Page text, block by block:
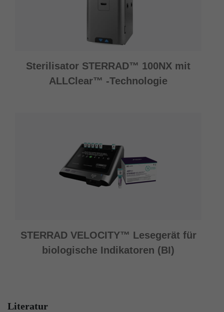
Sterilisator STERRAD™ 100NX mit
ALLClear™ -Technologie
STERRAD VELOCITY™ Lesegerät für
biologische Indikatoren (BI)
Literatur